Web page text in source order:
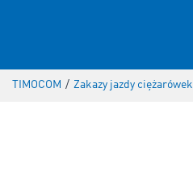
TIMOCOM / Zakazy jazdy ciężarówek